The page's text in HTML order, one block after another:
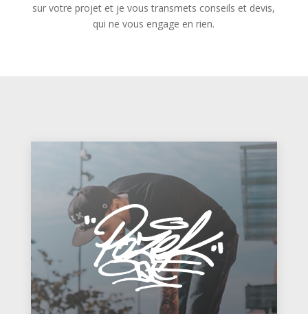
sur votre projet et je vous transmets conseils et devis,
qui ne vous engage en rien.